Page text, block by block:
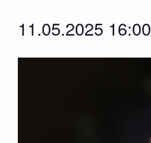
11.05.2025 16:00